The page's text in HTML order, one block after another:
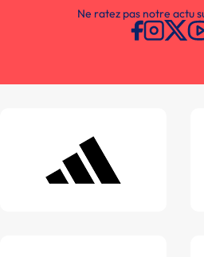
Ne ratez pas notre actu